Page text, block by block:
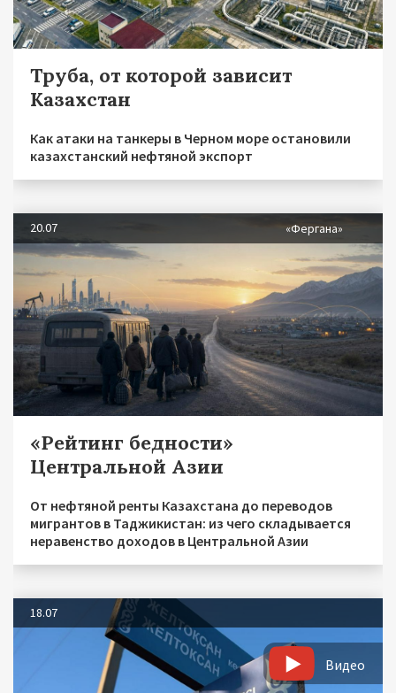
Труба, от которой зависит
Казахстан
Как атаки на танкеры в Черном море остановили
казахстанский нефтяной экспорт
20.07 «Фергана»
«Рейтинг бедности»
Центральной Азии
От нефтяной ренты Казахстана до переводов
мигрантов в Таджикистан: из чего складывается
неравенство доходов в Центральной Азии
18.07
Видео